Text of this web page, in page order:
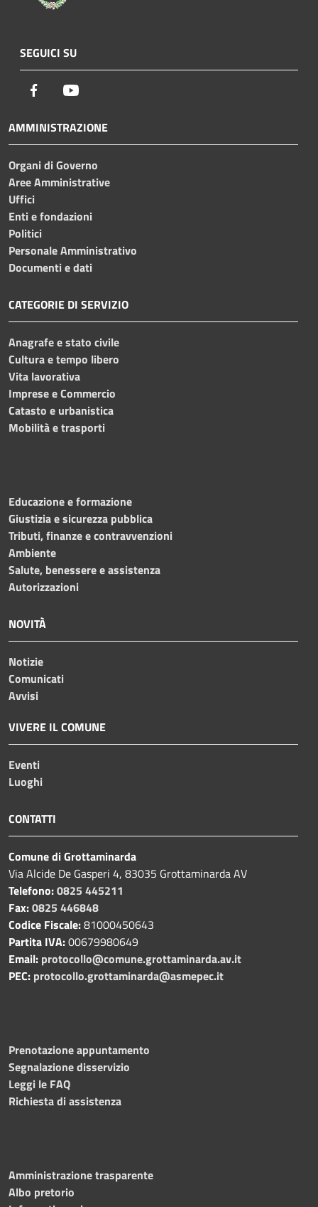
SEGUICI SU
Facebook
AMMINISTRAZIONE
Organi di Governo
Aree Amministrative
Uffici
Enti e fondazioni
Politici
Personale Amministrativo
Documenti e dati
CATEGORIE DI SERVIZIO
Anagrafe e stato civile
Cultura e tempo libero
Vita lavorativa
Imprese e Commercio
Catasto e urbanistica
Mobilità e trasporti
Educazione e formazione
Giustizia e sicurezza pubblica
Tributi, finanze e contravvenzioni
Ambiente
Salute, benessere e assistenza
Autorizzazioni
NOVITÀ
Notizie
Comunicati
Avvisi
VIVERE IL COMUNE
Eventi
Luoghi
CONTATTI
Comune di Grottaminarda
Via Alcide De Gasperi 4, 83035 Grottaminarda AV
Telefono:0825 445211
Fax:0825 446848
Codice Fiscale:81000450643
Partita IVA:00679980649
Email: protocollo@comune.grottaminarda.av.it
PEC: protocollo.grottaminarda@asmepec.it
Prenotazione appuntamento
Segnalazione disservizio
Leggi le FAQ
Richiesta di assistenza
Amministrazione trasparente
Albo pretorio